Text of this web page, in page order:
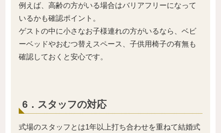
例えば、高齢の方がいる場合はバリアフリーになって
いるかも確認ポイント。
ゲストの中に小さなお子様連れの方がいるなら、ベビ
ーベッドやおむつ替えスペース、子供用椅子の有無も
確認しておくと安心です。
6．スタッフの対応
式場のスタッフとは1年以上打ち合わせを重ねて結婚式